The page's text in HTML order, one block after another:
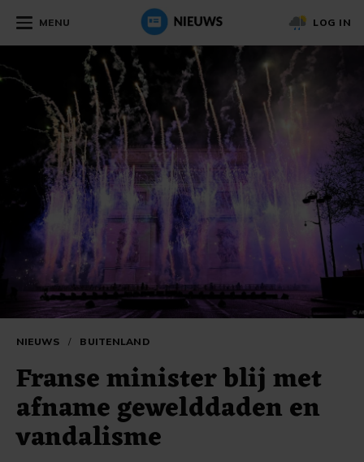
MENU LOG IN
NIEUWS / BUITENLAND
Franse minister blij met
afname gewelddaden en
vandalisme